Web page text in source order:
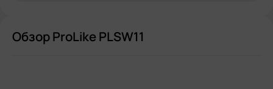
Обзор ProLike PLSW11